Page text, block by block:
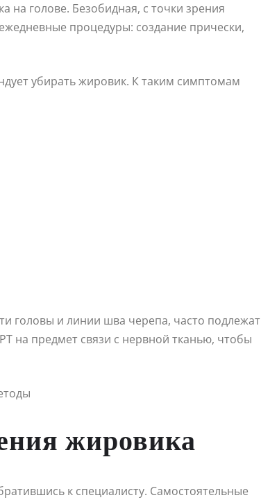
на голове. Безобидная, с точки зрения
процедуры: создание прически,
убирать жировик. К таким симптомам
головы и линии шва черепа, часто подлежат
предмет связи с нервной тканью, чтобы
жировика
к специалисту. Самостоятельные